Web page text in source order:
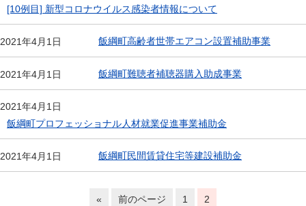
[10例目] 新型コロナウイルス感染者情報について
2021年4月1日 飯綱町高齢者世帯エアコン設置補助事業
2021年4月1日 飯綱町難聴者補聴器購入助成事業
2021年4月1日
飯綱町プロフェッショナル人材就業促進事業補助金
2021年4月1日 飯綱町民間賃貸住宅等建設補助金
« 前のページ 1 2